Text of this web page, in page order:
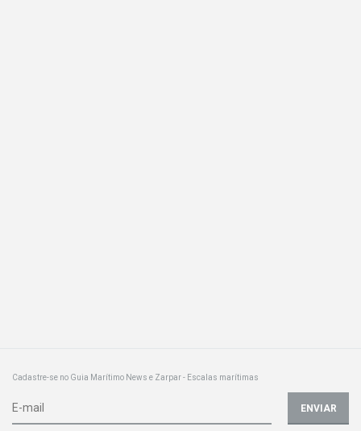
Cadastre-se no Guia Marítimo News e Zarpar - Escalas marítimas
ENVIAR